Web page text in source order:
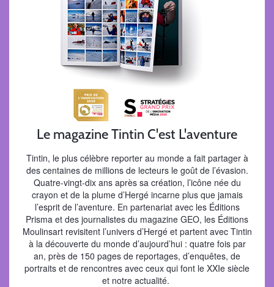
Le magazine Tintin C'est L'aventure
Tintin, le plus célèbre reporter au monde a fait partager à
des centaines de millions de lecteurs le goût de l’évasion.
Quatre-vingt-dix ans après sa création, l’icône née du
crayon et de la plume d’Hergé incarne plus que jamais
l’esprit de l’aventure. En partenariat avec les Éditions
Prisma et des journalistes du magazine GEO, les Éditions
Moulinsart revisitent l’univers d’Hergé et partent avec Tintin
à la découverte du monde d’aujourd’hui : quatre fois par
an, près de 150 pages de reportages, d’enquêtes, de
portraits et de rencontres avec ceux qui font le XXIe siècle
et notre actualité.